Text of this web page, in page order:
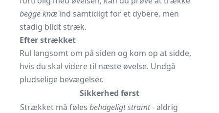
begge knæ ind samtidigt for et dybere, men
stadig blidt stræk.
Efter strækket
Rul langsomt om på siden og kom op at sidde,
hvis du skal videre til næste øvelse. Undgå
pludselige bevægelser.
Sikkerhed først
Strækket må føles behageligt stramt- aldrig